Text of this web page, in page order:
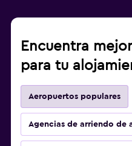
Encuentra
para tu
Aeropuertos populares
Agencias de arriendo de